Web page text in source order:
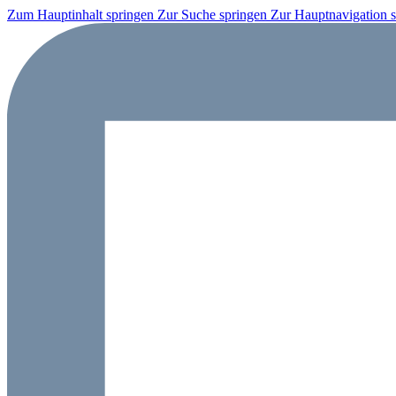
Zum Hauptinhalt springen Zur Suche springen Zur Hauptnavigation